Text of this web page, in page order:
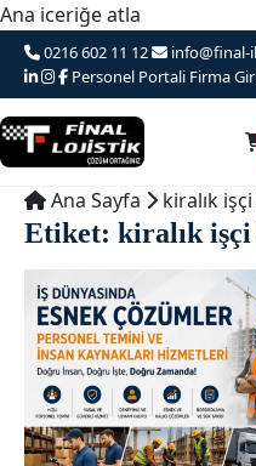
Ana iceriğe atla
0216 602 11 12
info@final-
Personel Portali Firma
Ana Sayfa kiralık
Etiket: kiralık